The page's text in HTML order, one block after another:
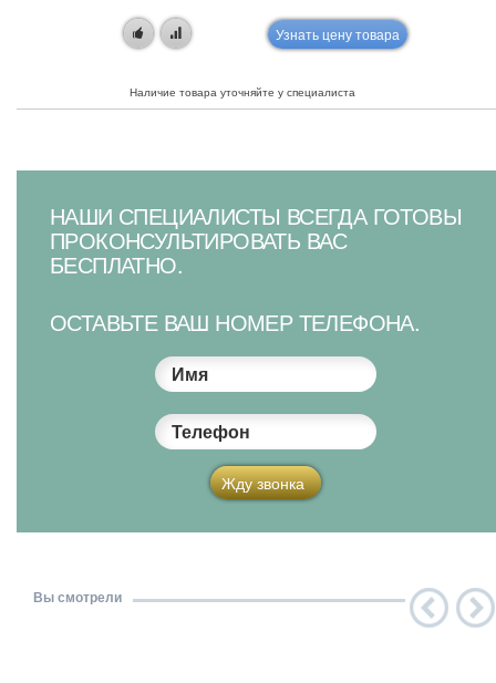
Узнать цену товара
Наличие товара уточняйте у специалиста
НАШИ СПЕЦИАЛИСТЫ ВСЕГДА ГОТОВЫ
ПРОКОНСУЛЬТИРОВАТЬ ВАС
БЕСПЛАТНО.
ОСТАВЬТЕ ВАШ НОМЕР ТЕЛЕФОНА.
Имя
Телефон
Жду звонка
Вы смотрели